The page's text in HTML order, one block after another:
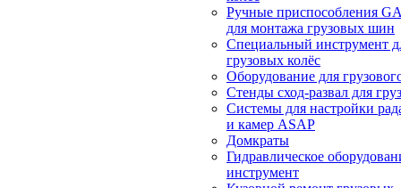
Ручные приспособления
для монтажа грузовых шин
Специальный инструмент
грузовых колёс
Оборудование для
Стенды сход-развал для
Системы для настройки
и камер ASAP
Домкраты
Гидравлическое
инструмент